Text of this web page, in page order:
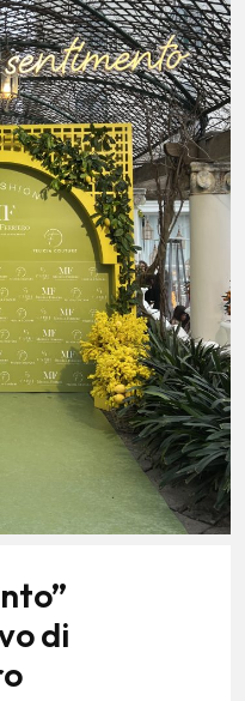
di